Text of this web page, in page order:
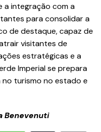
a integração com a
para consolidar a
de destaque, capaz de
visitantes de
estratégicas e a
Imperial se prepara
no turismo no estado e
Benevenuti